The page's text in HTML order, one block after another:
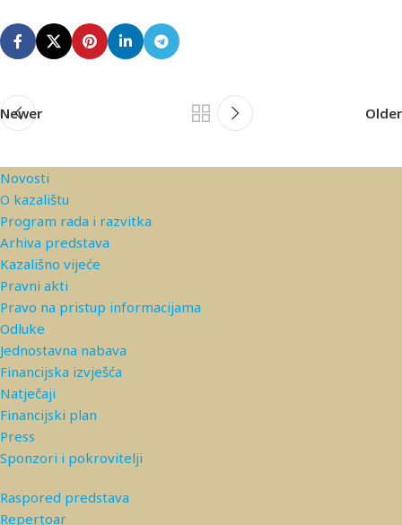
Newer Older
Novosti
O kazalištu
Program rada i razvitka
Arhiva predstava
Kazališno vijeće
Pravni akti
Pravo na pristup informacijama
Odluke
Jednostavna nabava
Financijska izvješća
Natječaji
Financijski plan
Press
Sponzori i pokrovitelji
Raspored predstava
Repertoar